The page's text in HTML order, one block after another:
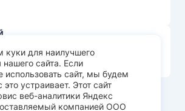
тканей оптом, 2026
куки для наилучшего
нашего сайта. Если
использовать сайт, мы будем
это устраивает. Этот сайт
веб-аналитики Яндекс
компанией ООО